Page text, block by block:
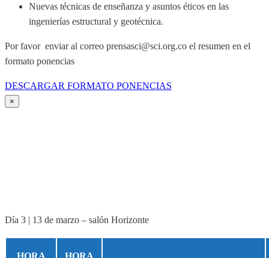
Nuevas técnicas de enseñanza y asuntos éticos en las
ingenierías estructural y geotécnica.
Por favor enviar al correo prensasci@sci.org.co el resumen en el
formato ponencias
DESCARGAR FORMATO PONENCIAS
×
Día 3 | 13 de marzo – salón Horizonte
HORA
HORA